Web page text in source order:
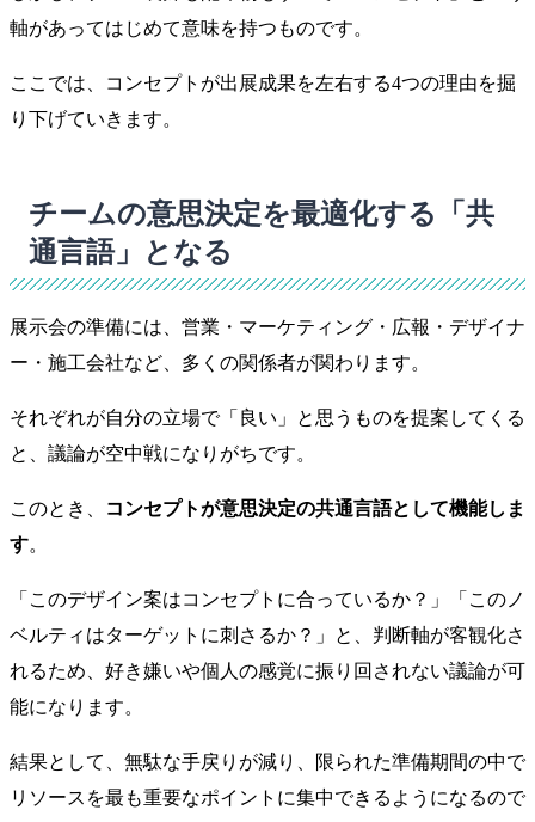
軸があってはじめて意味を持つものです。
ここでは、コンセプトが出展成果を左右する4つの理由を掘
り下げていきます。
チームの意思決定を最適化する「共
通言語」となる
展示会の準備には、営業・マーケティング・広報・デザイナ
ー・施工会社など、多くの関係者が関わります。
それぞれが自分の立場で「良い」と思うものを提案してくる
と、議論が空中戦になりがちです。
このとき、
コンセプトが意思決定の共通言語として機能しま
す。
「このデザイン案はコンセプトに合っているか？」「このノ
ベルティはターゲットに刺さるか？」と、判断軸が客観化さ
れるため、好き嫌いや個人の感覚に振り回されない議論が可
能になります。
結果として、無駄な手戻りが減り、限られた準備期間の中で
リソースを最も重要なポイントに集中できるようになるので